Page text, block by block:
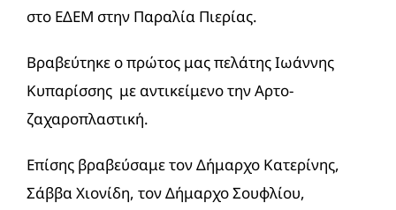
στο ΕΔΕΜ στην Παραλία Πιερίας.
Βραβεύτηκε ο πρώτος μας πελάτης Ιωάννης
Κυπαρίσσης με αντικείμενο την Αρτο-
ζαχαροπλαστική.
Επίσης βραβεύσαμε τον Δήμαρχο Κατερίνης,
Σάββα Χιονίδη, τον Δήμαρχο Σουφλίου,